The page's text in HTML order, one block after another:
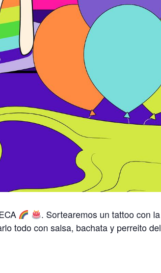
. Sortearemos un tattoo con la
todo con salsa, bachata y perreito del